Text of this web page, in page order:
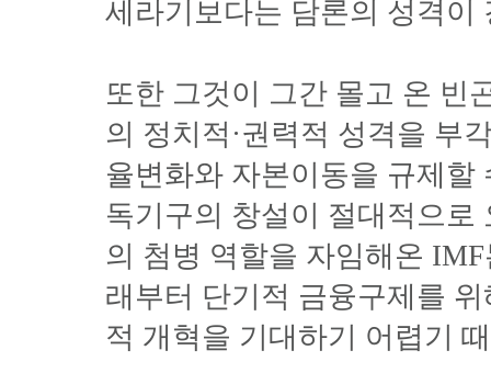
세라기보다는 담론의 성격이
또한 그것이 그간 몰고 온 빈
의 정치적·권력적 성격을 부
율변화와 자본이동을 규제할
독기구의 창설이 절대적으
의 첨병 역할을 자임해온
래부터 단기적 금융구제를
적 개혁을 기대하기 어렵기